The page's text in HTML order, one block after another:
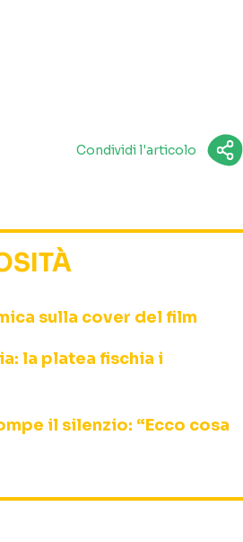
Condividi l'articolo
sulla cover del film
la platea fischia i
il silenzio: “Ecco cosa